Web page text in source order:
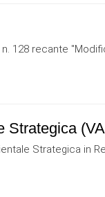
128 recante
Strategica
Strategica in